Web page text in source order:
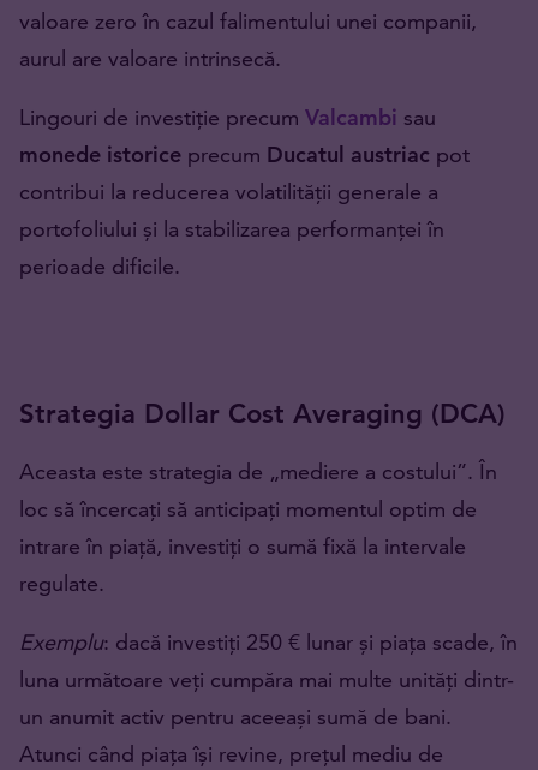
valoare zero în cazul falimentului unei companii,
aurul are valoare intrinsecă.
Lingouri de investiție precum Valcambi sau
monede istorice precum Ducatul austriac pot
contribui la reducerea volatilității generale a
portofoliului și la stabilizarea performanței în
perioade dificile.
Strategia Dollar Cost Averaging (DCA)
Aceasta este strategia de „mediere a costului”. În
loc să încercați să anticipați momentul optim de
intrare în piață, investiți o sumă fixă la intervale
regulate.
Exemplu: dacă investiți 250 € lunar și piața scade, în
luna următoare veți cumpăra mai multe unități dintr-
un anumit activ pentru aceeași sumă de bani.
Atunci când piața își revine, prețul mediu de